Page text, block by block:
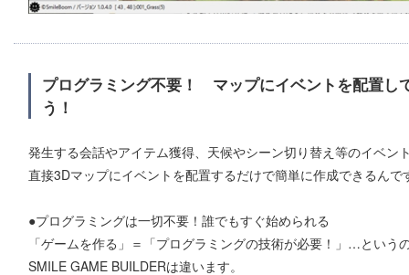
プログラミング不要！ マップにイベントを配置し
う！
発生する会話やアイテム獲得、天候やシーン切り替え等のイベン
直接3Dマップにイベントを配置するだけで簡単に作成できるんで
●プログラミングは一切不要！誰でもすぐ始められる
「ゲームを作る」＝「プログラミングの技術が必要！」…という
SMILE GAME BUILDERは違います。